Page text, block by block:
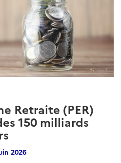
Retraite (PER)
150 milliards
2026